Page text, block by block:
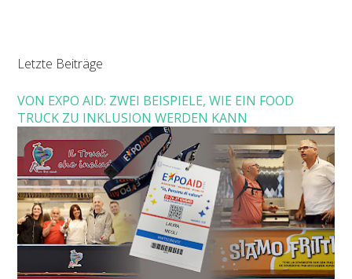
Letzte Beiträge
VON EXPO AID: ZWEI BEISPIELE, WIE EIN FOOD
TRUCK ZU INKLUSION WERDEN KANN